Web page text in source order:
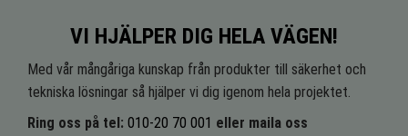
VI HJÄLPER DIG HELA VÄGEN!
Med vår mångåriga kunskap från produkter till säkerhet och
tekniska lösningar så hjälper vi dig igenom hela projektet.
Ring oss på tel: 010-20 70 001 eller maila oss